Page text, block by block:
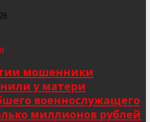
мошенники
у матери
военнослужащего
миллионов рублей